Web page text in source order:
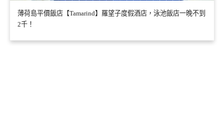
薄荷島平價飯店【Tamarind】羅望子度假酒店，泳池飯店一晚不到
2千！